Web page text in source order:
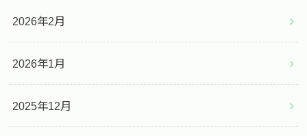
2026年2月
2026年1月
2025年12月